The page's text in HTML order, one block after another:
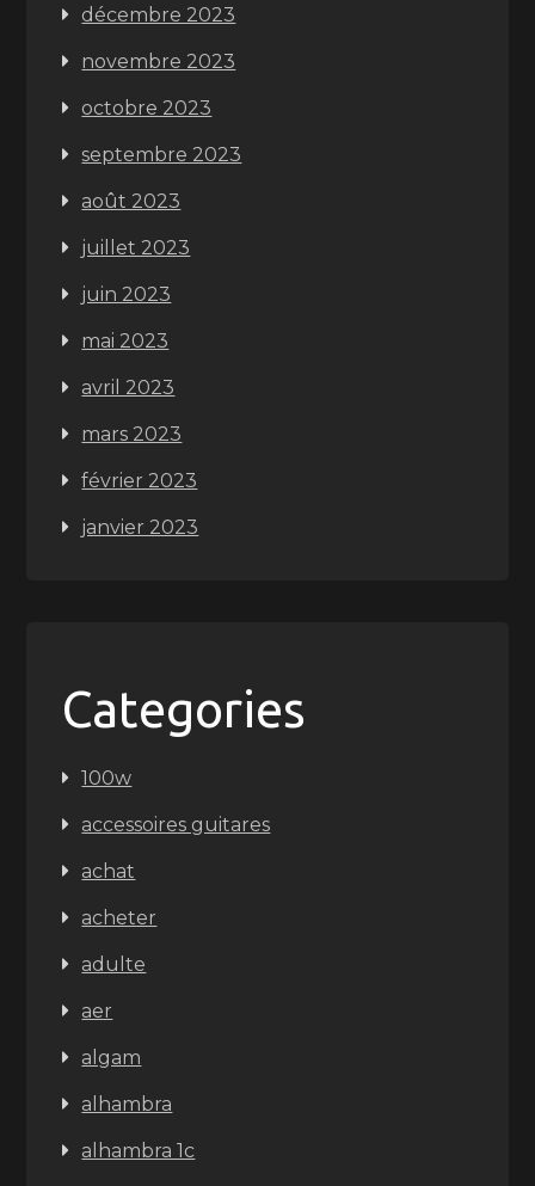
décembre 2023
novembre 2023
octobre 2023
septembre 2023
août 2023
juillet 2023
juin 2023
mai 2023
avril 2023
mars 2023
février 2023
janvier 2023
Categories
100w
accessoires guitares
achat
acheter
adulte
aer
algam
alhambra
alhambra 1c